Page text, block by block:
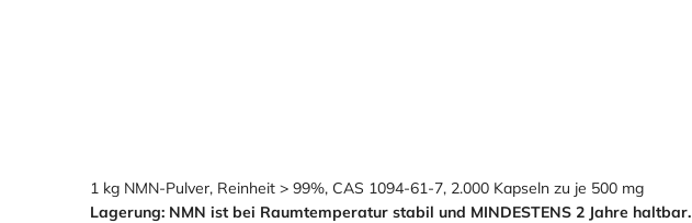
1 kg NMN-Pulver, Reinheit > 99%, CAS 1094-61-7, 2.000 Kapseln zu je 500 mg
Lagerung: NMN ist bei Raumtemperatur stabil und MINDESTENS 2 Jahre haltbar.